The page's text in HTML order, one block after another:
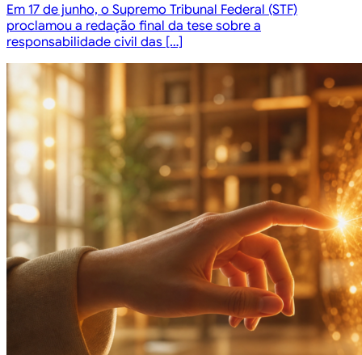
Em 17 de junho, o Supremo Tribunal Federal (STF)
proclamou a redação final da tese sobre a
responsabilidade civil das […]